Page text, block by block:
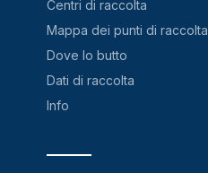
Centri di raccolta
Mappa dei punti di raccolta
Dove lo butto
Dati di raccolta
Info